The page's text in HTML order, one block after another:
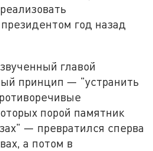
год назад
главой
принцип — "устранить
порой памятник
— превратился сперва
а потом в